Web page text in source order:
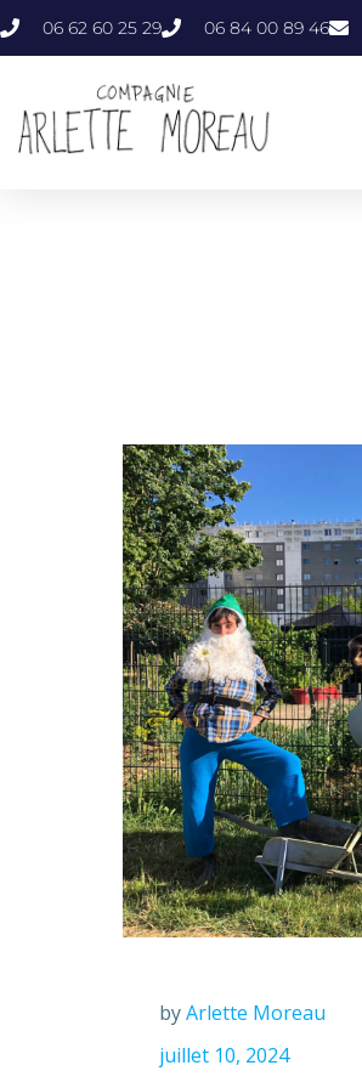
06 62 60 25 29 06 84 00 89 46
byArlette Moreau
juillet 10, 2024